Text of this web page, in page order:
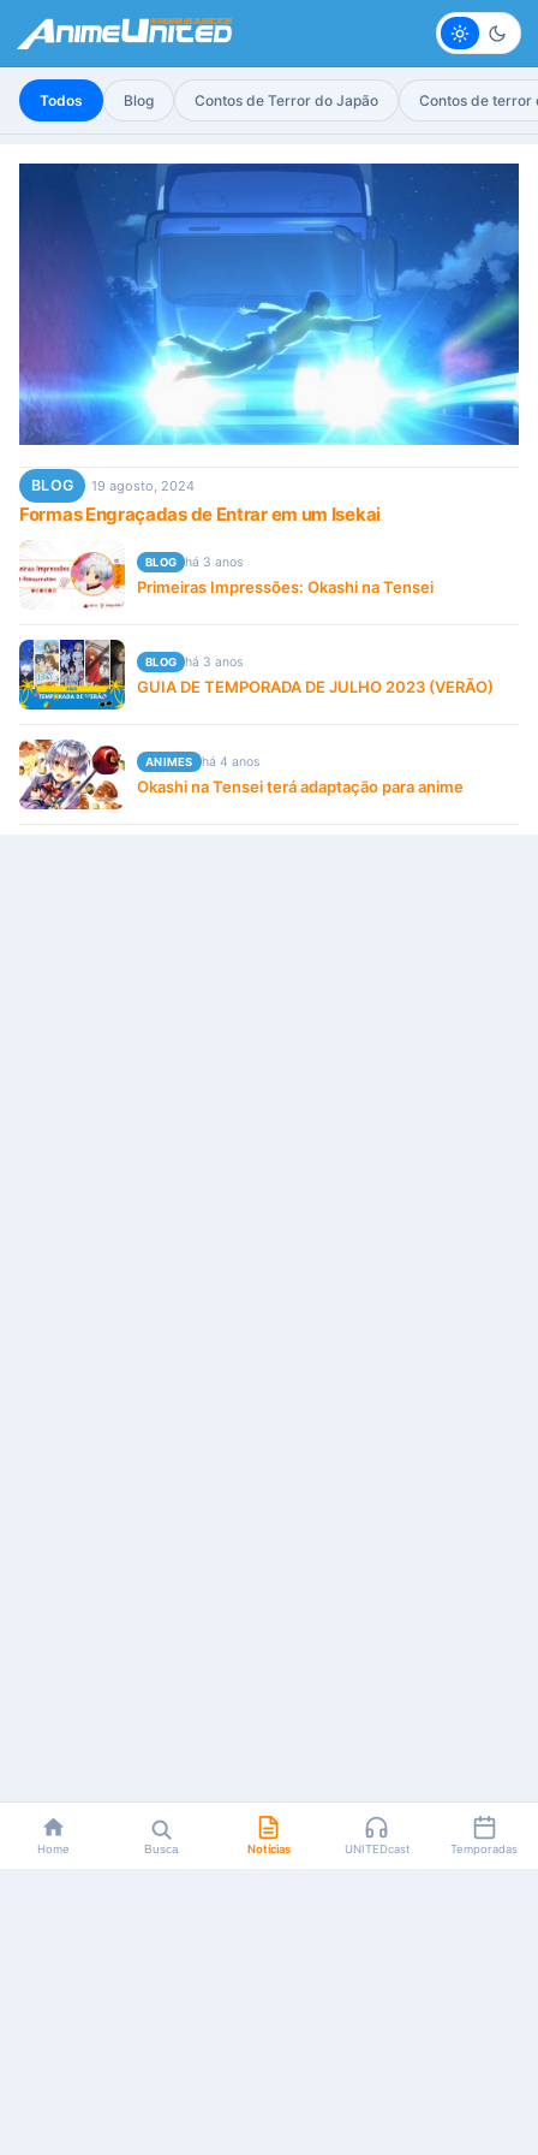
Claro
Todos Blog Contos de Terror do Japão Contos de terror
BLOG 19 agosto, 2024
Formas Engraçadas de Entrar em um Isekai
BLOG há 3 anos
Primeiras Impressões: Okashi na Tensei
BLOG há 3 anos
GUIA DE TEMPORADA DE JULHO 2023 (VERÃO)
ANIMES há 4 anos
Okashi na Tensei terá adaptação para anime
Home Busca Notícias UNITEDcast Temporadas